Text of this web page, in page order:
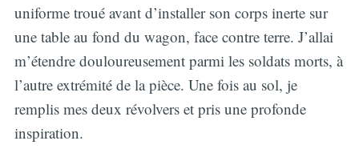
uniforme troué avant d’installer son corps inerte sur
une table au fond du wagon, face contre terre. J’allai
m’étendre douloureusement parmi les soldats morts, à
l’autre extrémité de la pièce. Une fois au sol, je
remplis mes deux révolvers et pris une profonde
inspiration.